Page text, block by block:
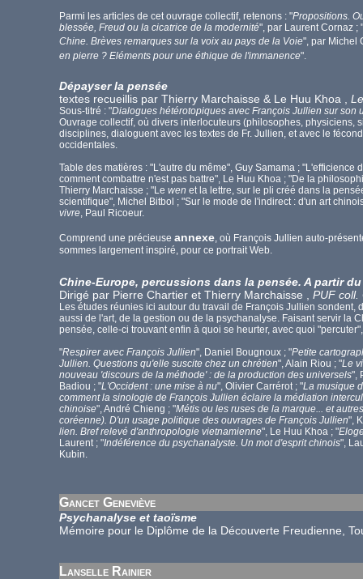
Parmi les articles de cet ouvrage collectif, retenons : "Propositions.
blessée, Freud ou la cicatrice de la modernité", par Laurent Cornaz ; "
Chine. Brèves remarques sur la voix au pays de la Voie", par Michel
en pierre ? Eléments pour une éthique de l'immanence".
Dépayser la pensée
textes recueillis par Thierry Marchaisse & Le Huu Khoa ,
Sous-titré : "Dialogues hétérotopiques avec François Jullien sur son
Ouvrage collectif, où divers interlocuteurs (philosophes,
disciplines, dialoguent avec les textes de Fr. Jullien, et avec le
occidentales.
Table des matières : "L'autre du même", Guy Samama ;
comment combattre n'est pas battre", Le Huu Khoa ; "De la
Thierry Marchaisse ; "Le wen et la lettre, sur le pli créé dans la
scientifique", Michel Bitbol ; "Sur le mode de l'indirect : d'un art
vivre, Paul Ricoeur.
Comprend une précieuse annexe, où François Jullien auto-
sommes largement inspiré, pour ce portrait Web.
Chine-Europe, percussions dans la pensée. A partir
Dirigé par Pierre Chartier et Thierry Marchaisse , PUF coll.
Les études réunies ici autour du travail de François Jullien
aussi de l'art, de la gestion ou de la psychanalyse. Faisant servir la
pensée, celle-ci trouvant enfin à quoi se heurter, avec quoi
"Respirer avec François Jullien", Daniel Bougnoux ; "Petite
Jullien. Questions qu'elle suscite chez un chrétien", Alain Riou ; "Le
nouveau 'discours de la méthode' : de la production des universels",
Badiou ; "L'Occident : une mise à nu", Olivier Carrérot ; "La musique
comment la sinologie de François Jullien éclaire la médiation
chinoise", André Chieng ; "Métis ou les ruses de la marque... et
coréenne). D'un usage politique des ouvrages de François Jullien",
lien. Bref relevé d'anthropologie vietnamienne", Le Huu Khoa ; "
Laurent ; "Indéférence du psychanalyste. Un mot d'esprit chinois",
Kubin.
Gancet Geneviève
Psychanalyse et taoïsme
Mémoire pour le Diplôme de la Découverte Freudienne,
Lanselle Rainier